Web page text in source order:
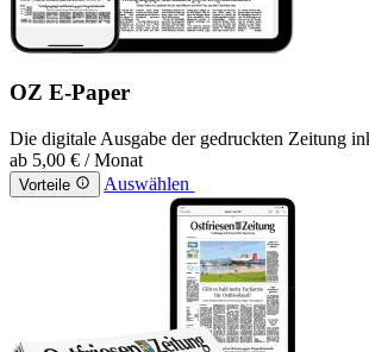
OZ E-Paper
Die digitale Ausgabe der gedruckten Zeitung
ab 5,00 € / Monat
Vorteile Auswählen